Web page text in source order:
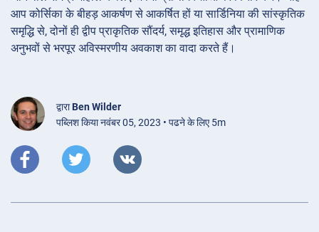
आप कोर्सिका के बीहड़ आकर्षण से आकर्षित हों या सार्डिनिया की सांस्कृतिक
समृद्धि से, दोनों ही द्वीप प्राकृतिक सौंदर्य, समृद्ध इतिहास और प्रामाणिक
अनुभवों से भरपूर अविस्मरणीय अवकाश का वादा करते हैं।
द्वाराBen Wilder
पब्लिश किया नवंबर 05, 2023 • पढने के लिए 5m